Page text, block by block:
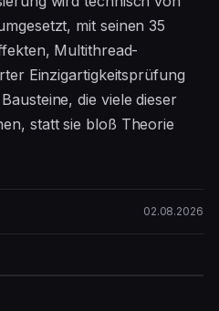
mit seinen 35
Multithread-
Einzigartigkeitsprüfung
die viele dieser
statt sie bloß Theorie
02.08.2026